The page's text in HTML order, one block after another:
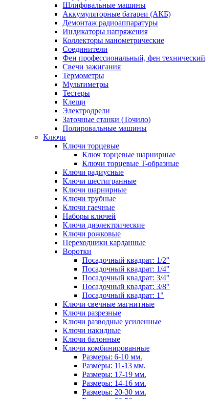
Шлифовальные машины
Аккумуляторные батареи (АКБ)
Демонтаж радиоаппаратуры
Индикаторы напряжения
Коллекторы манометрические
Соединители
Фен профессиональный, фен технический
Свечи зажигания
Термометры
Мультиметры
Тестеры
Клещи
Электродрели
Заточные станки (Точило)
Полировальные машины
Ключи
Ключи торцевые
Ключ торцевые шарнирные
Ключи торцевые T-образные
Ключи радиусные
Ключи шестигранные
Ключи шарнирные
Ключи трубные
Ключи гаечные
Наборы ключей
Ключи диэлектрические
Ключи рожковые
Переходники карданные
Воротки
Посадочный квадрат: 1/2"
Посадочный квадрат: 1/4"
Посадочный квадрат: 3/4"
Посадочный квадрат: 3/8"
Посадочный квадрат: 1"
Ключи свечные магнитные
Ключи разрезные
Ключи разводные усиленные
Ключи накидные
Ключи балонные
Ключи комбинированные
Размеры: 6-10 мм.
Размеры: 11-13 мм.
Размеры: 17-19 мм.
Размеры: 14-16 мм.
Размеры: 20-30 мм.